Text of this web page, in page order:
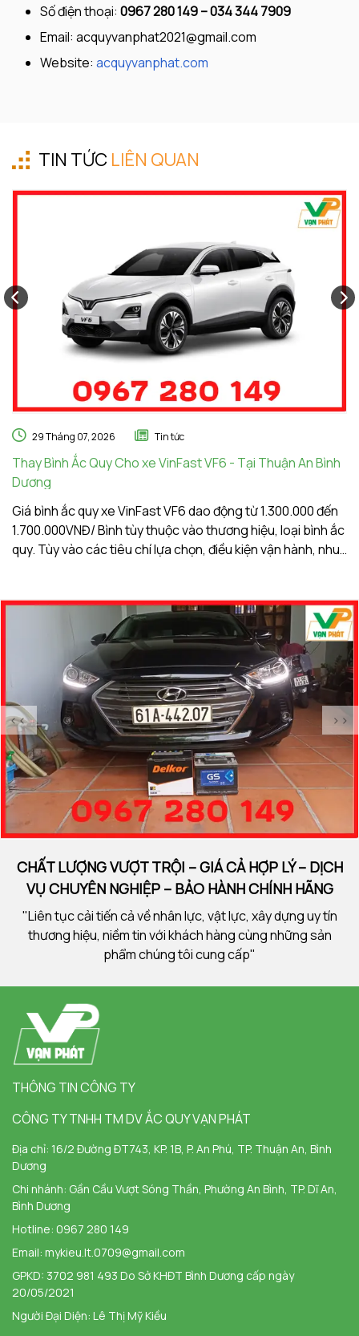
Số điện thoại: 0967 280 149 – 034 344 7909
Email: acquyvanphat2021@gmail.com
Website: acquyvanphat.com
TIN TỨC LIÊN QUAN
29 Tháng 07, 2026 Tin tức
Thay Bình Ắc Quy Cho xe VinFast VF6 - Tại Thuận An Bình
Dương
Giá bình ắc quy xe VinFast VF6 dao động từ 1.300.000 đến
1.700.000VNĐ/ Bình tùy thuộc vào thương hiệu, loại bình ắc
quy. Tùy vào các tiêu chí lựa chọn, điều kiện vận hành, nhu
<< >>
CHẤT LƯỢNG VƯỢT TRỘI – GIÁ CẢ HỢP LÝ – DỊCH
VỤ CHUYÊN NGHIỆP – BẢO HÀNH CHÍNH HÃNG
"Liên tục cải tiến cả về nhân lực, vật lực, xây dựng uy tín
thương hiệu, niềm tin với khách hàng cùng những sản
phẩm chúng tôi cung cấp"
THÔNG TIN CÔNG TY
CÔNG TY TNHH TM DV ẮC QUY VẠN PHÁT
Địa chỉ: 16/2 Đường ĐT743, KP. 1B, P. An Phú, TP. Thuận An, Bình
Dương
Chi nhánh: Gần Cầu Vượt Sóng Thần, Phường An Bình, TP. Dĩ An,
Bình Dương
Hotline: 0967 280 149
Email: mykieu.lt.0709@gmail.com
GPKD: 3702 981 493 Do Sở KHĐT Bình Dương cấp ngày
20/05/2021
Người Đại Diện: Lê Thị Mỹ Kiều